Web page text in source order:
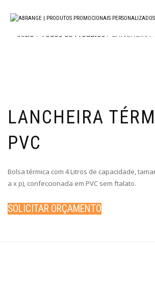
Início / Todos os Produtos / LANCHEIRA
LANCHEIRA
PVC
Bolsa térmica com 4 Litros de capacidade,
a x p), confeccionada em PVC sem ftalato.
SOLICITAR ORÇAMENTO